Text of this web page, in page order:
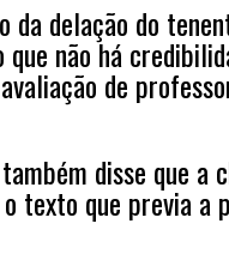
da delação do
não há
de
disse que a
texto que previa a